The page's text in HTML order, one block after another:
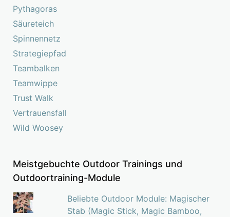
Pythagoras
Säureteich
Spinnennetz
Strategiepfad
Teambalken
Teamwippe
Trust Walk
Vertrauensfall
Wild Woosey
Meistgebuchte Outdoor Trainings und
Outdoortraining-Module
Beliebte Outdoor Module: Magischer
Stab (Magic Stick, Magic Bamboo,